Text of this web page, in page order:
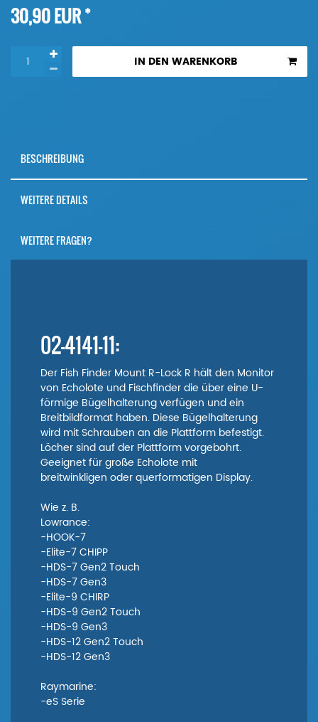
30,90 EUR*
IN DEN WARENKORB
BESCHREIBUNG
WEITERE DETAILS
WEITERE FRAGEN?
02-4141-11:
Der Fish Finder Mount R-Lock R hält den Monitor
von Echolote und Fischfinder die über eine U-
förmige Bügelhalterung verfügen und ein
Breitbildformat haben. Diese Bügelhalterung
wird mit Schrauben an die Plattform befestigt.
Löcher sind auf der Plattform vorgebohrt.
Geeignet für große Echolote mit
breitwinkligen oder querformatigen Display.
Wie z. B.
Lowrance:
-HOOK-7
-Elite-7 CHIPP
-HDS-7 Gen2 Touch
-HDS-7 Gen3
-Elite-9 CHIRP
-HDS-9 Gen2 Touch
-HDS-9 Gen3
-HDS-12 Gen2 Touch
-HDS-12 Gen3
Raymarine:
-eS Serie